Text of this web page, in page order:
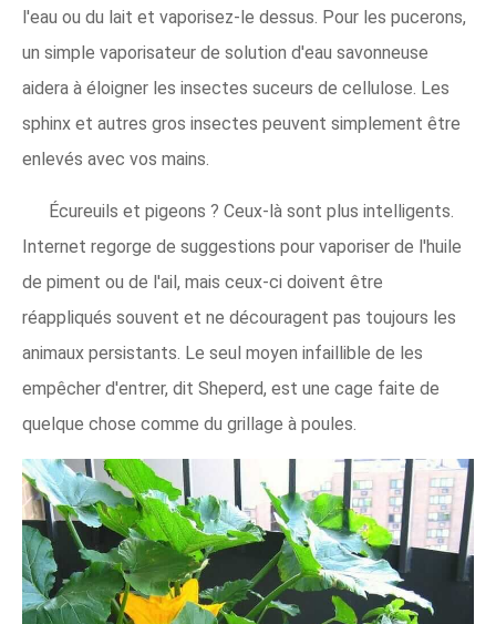
l'eau ou du lait et vaporisez-le dessus. Pour les pucerons,
un simple vaporisateur de solution d'eau savonneuse
aidera à éloigner les insectes suceurs de cellulose. Les
sphinx et autres gros insectes peuvent simplement être
enlevés avec vos mains.
Écureuils et pigeons ? Ceux-là sont plus intelligents.
Internet regorge de suggestions pour vaporiser de l'huile
de piment ou de l'ail, mais ceux-ci doivent être
réappliqués souvent et ne découragent pas toujours les
animaux persistants. Le seul moyen infaillible de les
empêcher d'entrer, dit Sheperd, est une cage faite de
quelque chose comme du grillage à poules.